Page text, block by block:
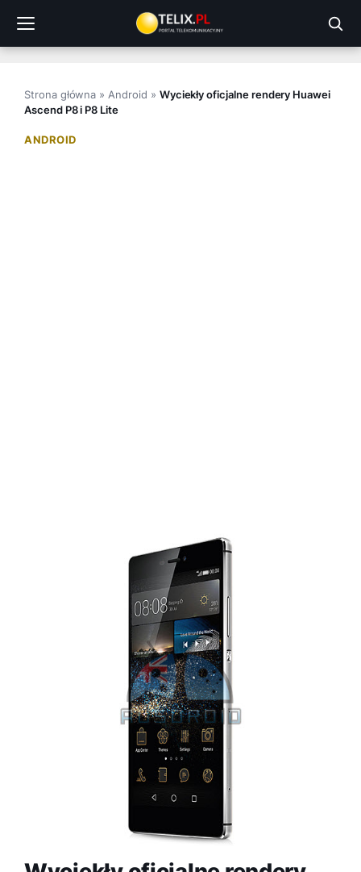
treści
Strona główna » Android » Wyciekły oficjalne rendery Huawei
Ascend P8 i P8 Lite
ANDROID